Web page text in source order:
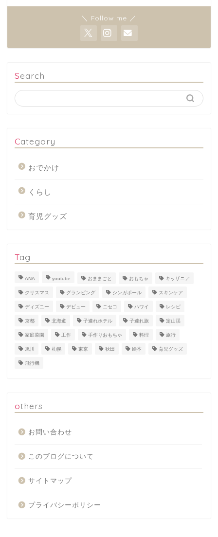
＼ Follow me ／
Search
Category
おでかけ
くらし
育児グッズ
Tag
ANA youtube おままごと おもちゃ キッザニア
クリスマス グランピング シンガポール スキンケア
ディズニー デビュー ニセコ ハワイ レシピ
京都 北海道 子連れホテル 子連れ旅 定山渓
家庭菜園 工作 手作りおもちゃ 料理 旅行
旭川 札幌 東京 秋田 絵本 育児グッズ
飛行機
others
お問い合わせ
このブログについて
サイトマップ
プライバシーポリシー